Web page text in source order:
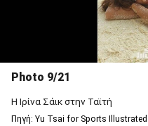
Photo 9/21
Η Ιρίνα Σάικ στην Ταϊτή
Πηγή: Υu Tsai for Sports Illustrated